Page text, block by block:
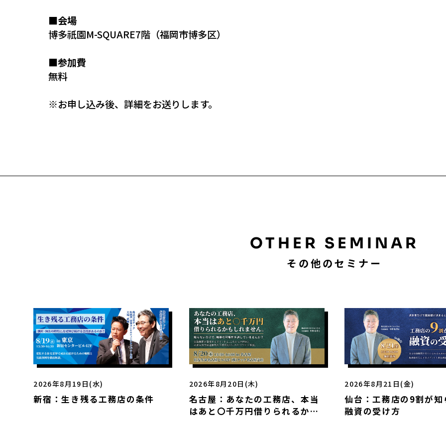
■会場
博多祇園M-SQUARE7階（福岡市博多区）
■参加費
無料
※お申し込み後、詳細をお送りします。
OTHER SEMINAR
その他のセミナー
2026年8月19日(水)
新宿：生き残る工務店の条件
2026年8月20日(木)
名古屋：あなたの工務店、本当
はあと〇千万円借りられるかも
2026年8月21日(金)
仙台：工務店の9割が知
融資の受け方